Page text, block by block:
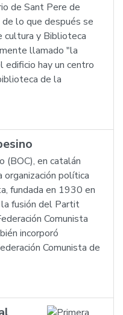
de Sant Pere de
lo que después se
cultura y Biblioteca
llamado "la
edificio hay un centro
de la
(BOC), en catalán
organización política
fundada en 1930 en
fusión del Partit
Comunista
incorporó
Comunista de